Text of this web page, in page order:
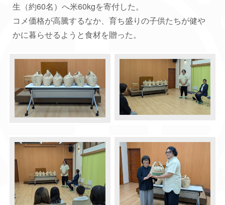
生（約60名）へ米60kgを寄付した。
コメ価格が高騰するなか、育ち盛りの子供たちが健や
かに暮らせるようと食材を贈った。